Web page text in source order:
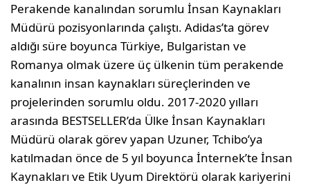
Perakende kanalından sorumlu İnsan Kaynakları
Müdürü pozisyonlarında çalıştı. Adidas’ta görev
aldığı süre boyunca Türkiye, Bulgaristan ve
Romanya olmak üzere üç ülkenin tüm perakende
kanalının insan kaynakları süreçlerinden ve
projelerinden sorumlu oldu. 2017-2020 yılları
arasında BESTSELLER’da Ülke İnsan Kaynakları
Müdürü olarak görev yapan Uzuner, Tchibo’ya
katılmadan önce de 5 yıl boyunca İnternek’te İnsan
Kaynakları ve Etik Uyum Direktörü olarak kariyerini